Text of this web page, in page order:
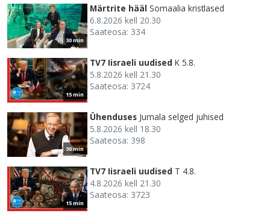
30 min
Märtrite hääl Somaalia kristlased
6.8.2026 kell 20.30
Saateosa: 334
15 min
TV7 Iisraeli uudised K 5.8.
5.8.2026 kell 21.30
Saateosa: 3724
30 min
Ühenduses Jumala selged juhised
5.8.2026 kell 18.30
Saateosa: 398
15 min
TV7 Iisraeli uudised T 4.8.
4.8.2026 kell 21.30
Saateosa: 3723